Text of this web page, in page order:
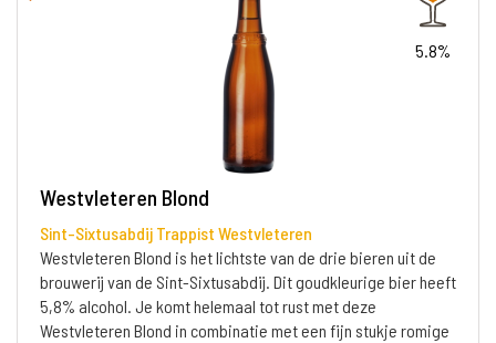
5.8%
Westvleteren Blond
Sint-Sixtusabdij Trappist Westvleteren
Westvleteren Blond is het lichtste van de drie bieren uit de
brouwerij van de Sint-Sixtusabdij. Dit goudkleurige bier heeft
5,8% alcohol. Je komt helemaal tot rust met deze
Westvleteren Blond in combinatie met een fijn stukje romige